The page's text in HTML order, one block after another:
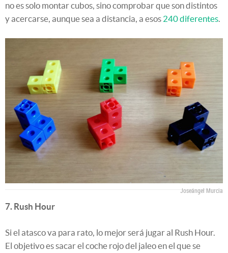
no es solo montar cubos, sino comprobar que son distintos
y acercarse, aunque sea a distancia, a esos 240 diferentes.
Joseángel Murcia
7. Rush Hour
Si el atasco va para rato, lo mejor será jugar al Rush Hour.
El objetivo es sacar el coche rojo del jaleo en el que se